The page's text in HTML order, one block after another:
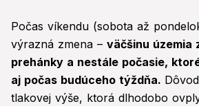
Počas víkendu (sobota až
výrazná zmena – väčšinu územia
prehánky a nestále počasie,
aj počas budúceho týždňa.
tlakovej výše, ktorá dlhodobo